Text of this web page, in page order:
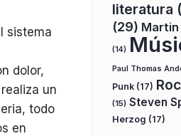
sistema
dolor,
un
todo
en
literatura
(29) Martin
(14)
Paul Thomas
Punk (17)
(15) Steven
Herzog (17)